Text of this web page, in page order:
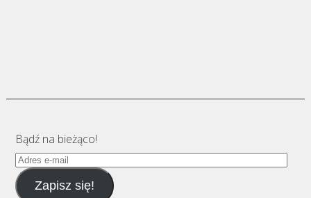
Bądź na bieżąco!
Adres
e-
mailZapisz się!